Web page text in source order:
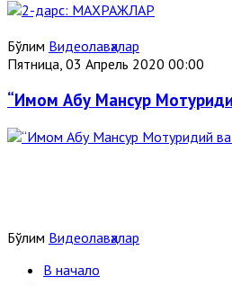
Бўлим Видеолавҳалар
Пятница, 03 Апрель 2020 00:00
“Имом Абу Мансур
Бўлим Видеолавҳалар
В начало